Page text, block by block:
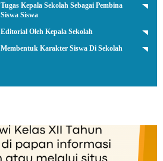
Tugas Kepala Sekolah Sebagai Pembina
Siswa Siswa
Editorial Oleh Kepala Sekolah
Membentuk Karakter Siswa Di Sekolah